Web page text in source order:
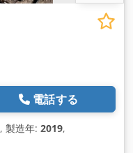
電話する
, 製造年: 2019,